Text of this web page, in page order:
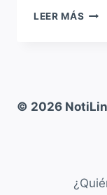
LEER MÁS
© 2026